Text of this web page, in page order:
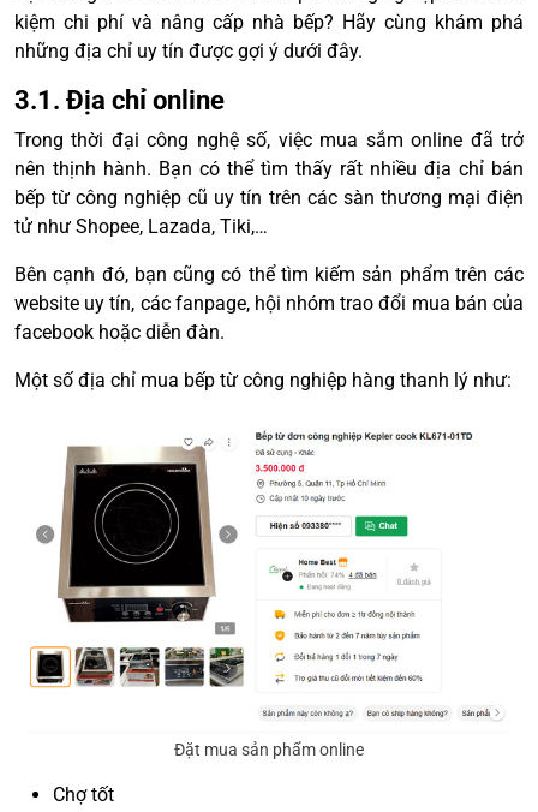
kiệm chi phí và nâng cấp nhà bếp? Hãy cùng khám phá
những địa chỉ uy tín được gợi ý dưới đây.
3.1. Địa chỉ online
Trong thời đại công nghệ số, việc mua sắm online đã trở
nên thịnh hành. Bạn có thể tìm thấy rất nhiều địa chỉ bán
bếp từ công nghiệp cũ uy tín trên các sàn thương mại điện
tử như Shopee, Lazada, Tiki,…
Bên cạnh đó, bạn cũng có thể tìm kiếm sản phẩm trên các
website uy tín, các fanpage, hội nhóm trao đổi mua bán của
facebook hoặc diễn đàn.
Một số địa chỉ mua bếp từ công nghiệp hàng thanh lý như:
Đặt mua sản phẩm online
Chợ tốt